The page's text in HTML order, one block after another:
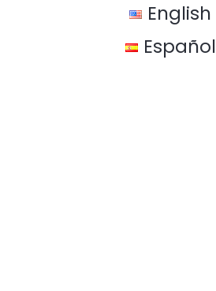
English
Español